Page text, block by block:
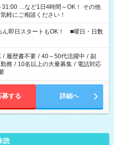
…など1日4時間～OK！ その他
軽にご相談ください！
即日スタートもOK！ ■曜日・日数
/ 履歴書不要 / 40～50代活躍中 / 副
務 / 10名以上の大量募集 / 電話対応
募する 詳細へ
読